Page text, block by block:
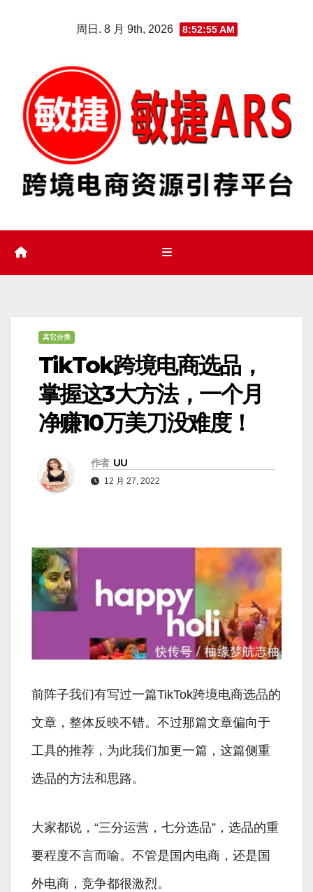
周日. 8 月 9th, 2026 8:52:57 AM
其它分类
TikTok跨境电商选品，
掌握这3大方法，一个月
净赚10万美刀没难度！
作者 UU
12 月 27, 2022
前阵子我们有写过一篇TikTok跨境电商选品的
文章，整体反映不错。不过那篇文章偏向于
工具的推荐，为此我们加更一篇，这篇侧重
选品的方法和思路。
大家都说，“三分运营，七分选品”，选品的重
要程度不言而喻。不管是国内电商，还是国
外电商，竞争都很激烈。